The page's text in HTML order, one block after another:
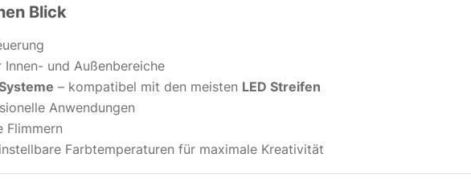
Blick
Innen- und Außenbereiche
– kompatibel mit den meisten LED Streifen
Anwendungen
Flimmern
Farbtemperaturen für maximale Kreativität